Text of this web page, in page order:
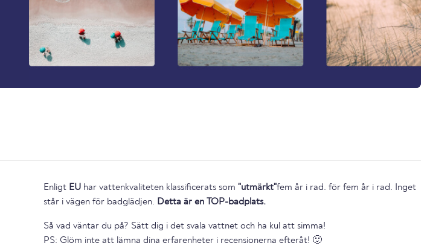
Enligt EU har vattenkvaliteten klassificerats som "utmärkt"fem år i rad. för fem år i rad. Inget
står i vägen för badglädjen. Detta är en TOP-badplats.
Så vad väntar du på? Sätt dig i det svala vattnet och ha kul att simma!
PS: Glöm inte att lämna dina erfarenheter i recensionerna efteråt! 🙂